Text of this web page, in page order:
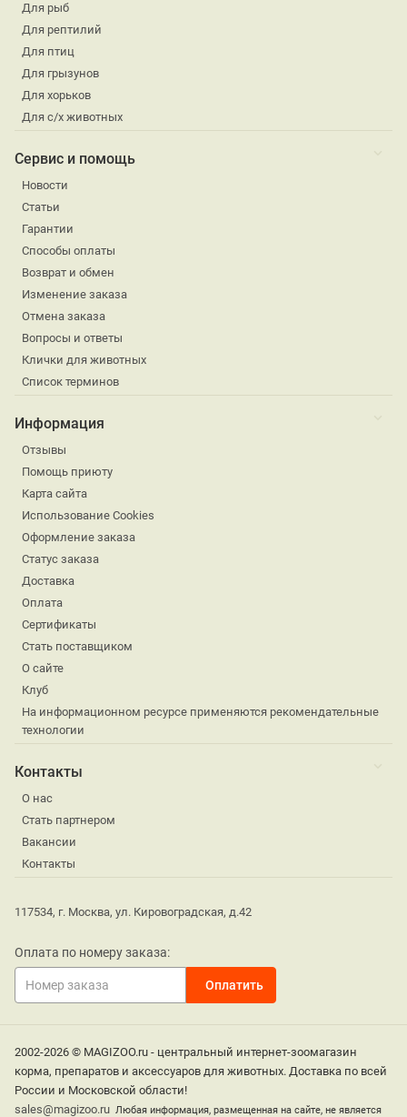
Для рыб
Для рептилий
Для птиц
Для грызунов
Для хорьков
Для с/х животных
Сервис и помощь
Новости
Статьи
Гарантии
Способы оплаты
Возврат и обмен
Изменение заказа
Отмена заказа
Вопросы и ответы
Клички для животных
Список терминов
Информация
Отзывы
Помощь приюту
Карта сайта
Использование Cookies
Оформление заказа
Статус заказа
Доставка
Оплата
Сертификаты
Стать поставщиком
О сайте
Клуб
На информационном ресурсе применяются рекомендательные
технологии
Контакты
О нас
Стать партнером
Вакансии
Контакты
117534, г. Москва, ул. Кировоградская, д.42
Оплата по номеру заказа:
2002-2026 © MAGIZOO.ru - центральный интернет-зоомагазин
корма, препаратов и аксессуаров для животных. Доставка по всей
России и Московской области!
sales@magizoo.ru Любая информация, размещенная на сайте, не является